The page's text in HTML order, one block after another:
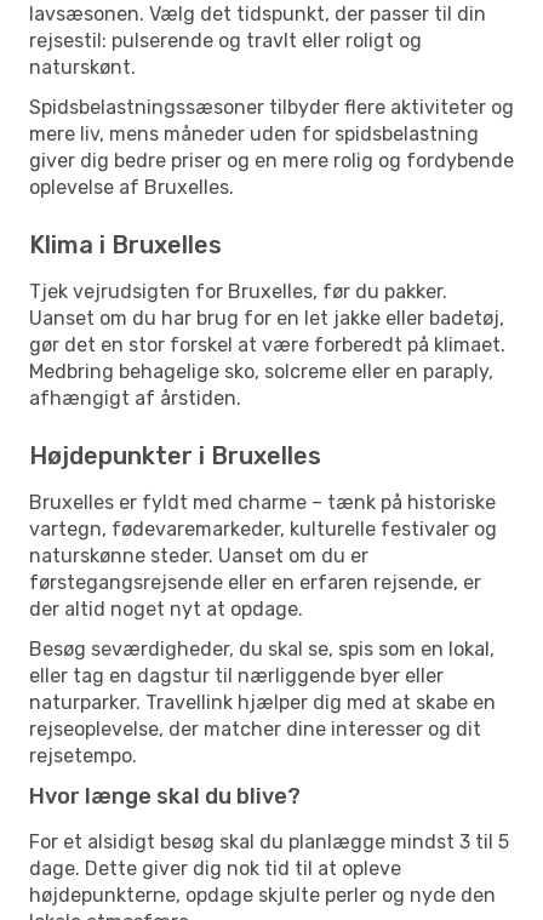
lavsæsonen. Vælg det tidspunkt, der passer til din
rejsestil: pulserende og travlt eller roligt og
naturskønt.
Spidsbelastningssæsoner tilbyder flere aktiviteter og
mere liv, mens måneder uden for spidsbelastning
giver dig bedre priser og en mere rolig og fordybende
oplevelse af Bruxelles.
Klima i Bruxelles
Tjek vejrudsigten for Bruxelles, før du pakker.
Uanset om du har brug for en let jakke eller badetøj,
gør det en stor forskel at være forberedt på klimaet.
Medbring behagelige sko, solcreme eller en paraply,
afhængigt af årstiden.
Højdepunkter i Bruxelles
Bruxelles er fyldt med charme – tænk på historiske
vartegn, fødevaremarkeder, kulturelle festivaler og
naturskønne steder. Uanset om du er
førstegangsrejsende eller en erfaren rejsende, er
der altid noget nyt at opdage.
Besøg seværdigheder, du skal se, spis som en lokal,
eller tag en dagstur til nærliggende byer eller
naturparker. Travellink hjælper dig med at skabe en
rejseoplevelse, der matcher dine interesser og dit
rejsetempo.
Hvor længe skal du blive?
For et alsidigt besøg skal du planlægge mindst 3 til 5
dage. Dette giver dig nok tid til at opleve
højdepunkterne, opdage skjulte perler og nyde den